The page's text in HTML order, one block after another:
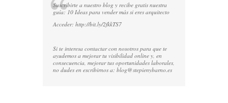
Suscribirte a nuestro blog y recibe gratis nuestra
guía: 10 Ideas para vender más si eres arquitecto
Acceder: http://bit.ly/2fkkTS7
Si te interesa contactar con nosotros para que te
ayudemos a mejorar tu visibilidad online y, en
consecuencia, mejorar tus oportunidades laborales,
no dudes en escribirnos a: blog@stepienybarno.es